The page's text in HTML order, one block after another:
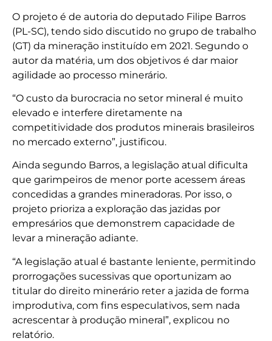
O projeto é de autoria do deputado Filipe Barros
(PL-SC), tendo sido discutido no grupo de trabalho
(GT) da mineração instituído em 2021. Segundo o
autor da matéria, um dos objetivos é dar maior
agilidade ao processo minerário.
“O custo da burocracia no setor mineral é muito
elevado e interfere diretamente na
competitividade dos produtos minerais brasileiros
no mercado externo”, justificou.
Ainda segundo Barros, a legislação atual dificulta
que garimpeiros de menor porte acessem áreas
concedidas a grandes mineradoras. Por isso, o
projeto prioriza a exploração das jazidas por
empresários que demonstrem capacidade de
levar a mineração adiante.
“A legislação atual é bastante leniente, permitindo
prorrogações sucessivas que oportunizam ao
titular do direito minerário reter a jazida de forma
improdutiva, com fins especulativos, sem nada
acrescentar à produção mineral”, explicou no
relatório.